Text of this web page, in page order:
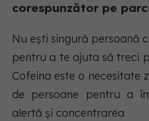
corespunzător pe
Nu ești singură persoană
pentru a te ajuta să treci
Cofeina este o necesitate
de persoane pentru a
alertă și concentrarea